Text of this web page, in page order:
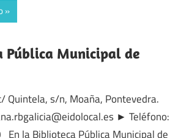
Pública Municipal de
Quintela, s/n, Moaña, Pontevedra.
► Teléfono:
la Biblioteca Pública Municipal de